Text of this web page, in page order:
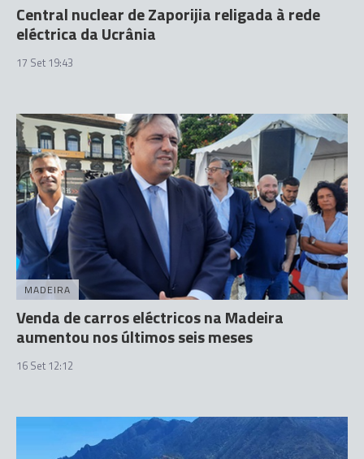
Central nuclear de Zaporijia religada à rede
eléctrica da Ucrânia
17 Set 19:43
MADEIRA
Venda de carros eléctricos na Madeira
aumentou nos últimos seis meses
16 Set 12:12